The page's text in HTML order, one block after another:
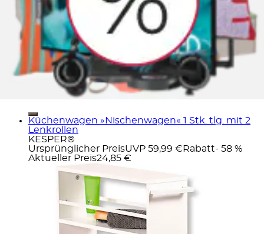
Küchenwagen »Nischenwagen« 1 Stk. tlg. mit 2
Lenkrollen
KESPER®
Ursprünglicher PreisUVP 59,99 € Rabatt- 58 %
Aktueller Preis24,85 €